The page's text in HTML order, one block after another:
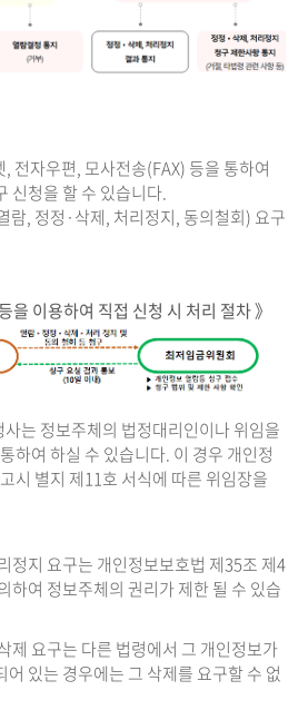
전자우편, 모사전송(FAX) 등을 통하여
신청을 할 수 있습니다.
, 정정·삭제, 처리정지, 동의철회) 요구
을 이용하여 직접 신청 시 처리 절차 》
는 정보주체의 법정대리인이나 위임을
하여 하실 수 있습니다. 이 경우 개인정
시 별지 제11호 서식에 따른 위임장을
정지 요구는 개인정보보호법 제35조 제4
하여 정보주체의 권리가 제한 될 수 있습
제 요구는 다른 법령에서 그 개인정보가
어 있는 경우에는 그 삭제를 요구할 수 없